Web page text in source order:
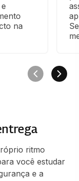
na
ritmo
você estudar
e a